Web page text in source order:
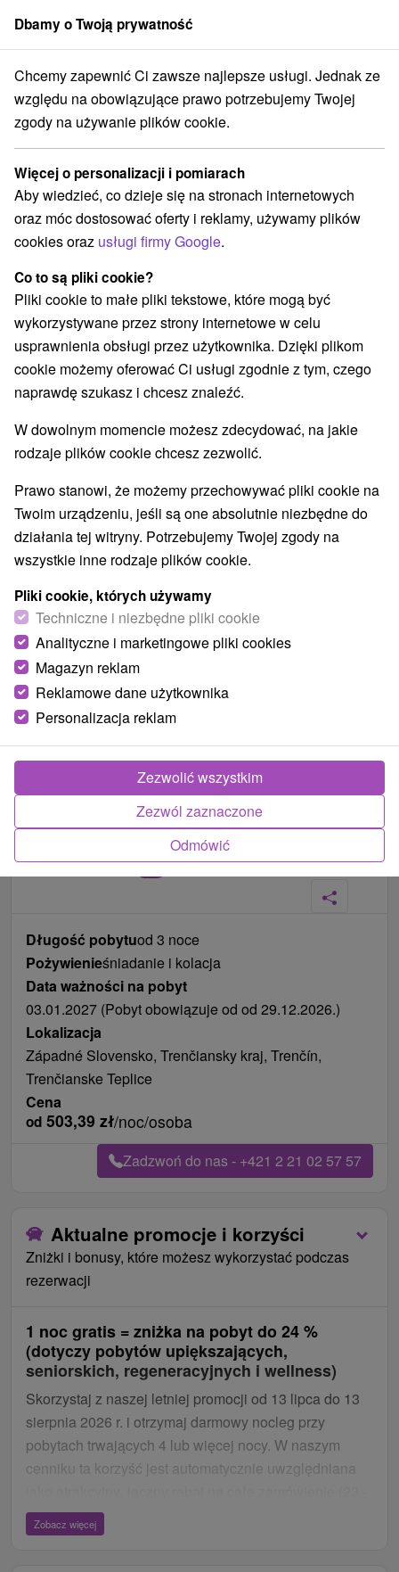
członek grupySorger
Pobyt sylwestrowy ze specjalnie przygotowanym programem i
Pobyt sylwestrowy ze specjalnie
przygotowanym programem i
świetną muzyką
Hotel Most Slávy ★ Trenczańskie Teplice
Trenčianske Teplice
Wybierz datę
Przejdź do lokalizacji
9,0 doskonały
Zdjęcia od klientów+10
Długość pobytuod 3 noce
Pożywienieśniadanie i kolacja
Data ważności na pobyt
03.01.2027 (Pobyt obowiązuje od od 29.12.2026.)
Lokalizacja
Západné Slovensko, Trenčiansky kraj, Trenčín,
Trenčianske Teplice
Cena
od 503,39 zł/noc/osoba
Zadzwoń do nas - +421 2 21 02 57 57
Aktualne promocje i korzyści
Zniżki i bonusy, które możesz wykorzystać podczas
rezerwacji
1 noc gratis = zniżka na pobyt do 24 %
(dotyczy pobytów upiększających,
seniorskich, regeneracyjnych i wellness)
Skorzystaj z naszej letniej promocji od 13 lipca do 13
sierpnia 2026 r. i otrzymaj darmowy nocleg przy
pobytach trwających 4 lub więcej nocy. W naszym
cenniku ta korzyść jest automatycznie uwzględniana
24 % zniżki za pobyt 4-dniowy, 16 % zniżki za pobyt 6-
dniowy).
Zobacz więcej
Dbamy o Twoją prywatność
Chcemy zapewnić Ci zawsze najlepsze usługi. Jednak ze
względu na obowiązujące prawo potrzebujemy Twojej
zgody na używanie plików cookie.
Więcej o personalizacji i pomiarach
Aby wiedzieć, co dzieje się na stronach internetowych
oraz móc dostosować oferty i reklamy, używamy plików
cookies oraz usługi firmy Google.
Co to są pliki cookie?
Pliki cookie to małe pliki tekstowe, które mogą być
wykorzystywane przez strony internetowe w celu
usprawnienia obsługi przez użytkownika. Dzięki plikom
cookie możemy oferować Ci usługi zgodnie z tym, czego
naprawdę szukasz i chcesz znaleźć.
W dowolnym momencie możesz zdecydować, na jakie
rodzaje plików cookie chcesz zezwolić.
Prawo stanowi, że możemy przechowywać pliki cookie na
Twoim urządzeniu, jeśli są one absolutnie niezbędne do
działania tej witryny. Potrzebujemy Twojej zgody na
wszystkie inne rodzaje plików cookie.
Pliki cookie, których używamy
Techniczne i niezbędne pliki cookie
Analityczne i marketingowe pliki cookies
Magazyn reklam
Reklamowe dane użytkownika
Personalizacja reklam
Odmówić
Zezwól zaznaczone
Zezwolić wszystkim